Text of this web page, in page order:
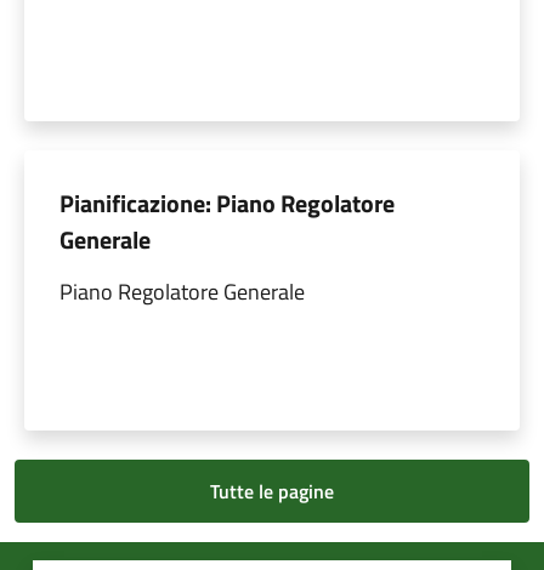
Pianificazione: Piano Regolatore
Generale
Piano Regolatore Generale
Tutte le pagine